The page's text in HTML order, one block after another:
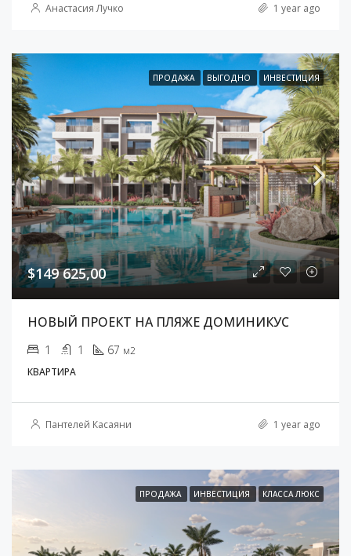
Анастасия Лучко 1 year ago
ПРОДАЖА ВЫГОДНО ИНВЕСТИЦИЯ
$149 625,00
НОВЫЙ ПРОЕКТ НА ПЛЯЖЕ ДОМИНИКУС
1 1 67 м2
КВАРТИРА
Пантелей Касаяни 1 year ago
ПРОДАЖА ИНВЕСТИЦИЯ КЛАССА ЛЮКС